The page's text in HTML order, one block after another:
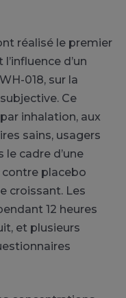
réalisé le premier
d’un
018, sur la
Ce
inhalation, aux
sains, usagers
le cadre d’une
placebo
croissant. Les
12 heures
et plusieurs